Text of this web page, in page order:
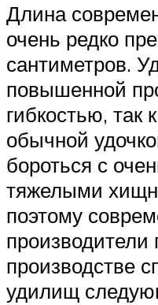
Длина
очень редко
сантиметров.
повышенной
гибкостью, так
обычной
бороться с
тяжелыми
поэтому
производстве
удилищ